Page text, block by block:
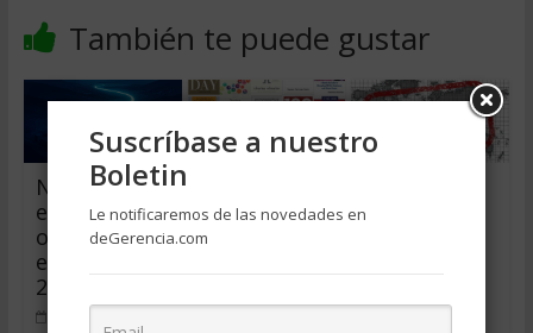
También te puede gustar
Nearshoring
en México:
oportunidad
es y límites
2026
durante esta
pandemia
para
Suscríbase a nuestro
Boletin
Le notificaremos de las novedades en
deGerencia.com